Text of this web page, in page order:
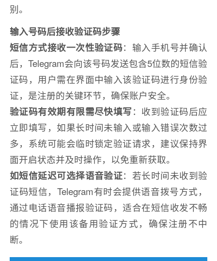
别。
输入号码后接收验证码步骤
短信方式接收一次性验证码：输入手机号并确认
后，Telegram会向该号码发送包含5位数的短信验
证码，用户需在界面中输入该验证码进行身份验
证，是注册的关键环节，确保账户安全。
验证码有效期有限需尽快填写：收到验证码后应
立即填写，如果长时间未输入或输入错误次数过
多，系统可能会临时锁定验证请求，建议保持界
面开启状态并及时操作，以免重新获取。
如短信延迟可选择语音验证：若长时间未收到验
证码短信，Telegram有时会提供语音拨号方式，
通过电话语音播报验证码，适合在短信收发不畅
的情况下使用该备用验证方式，确保注册不中
断。